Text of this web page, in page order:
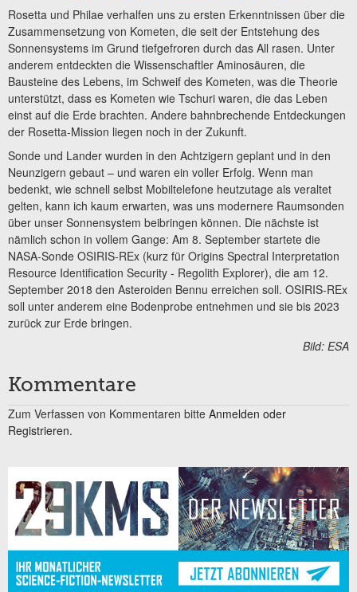
Rosetta und Philae verhalfen uns zu ersten Erkenntnissen über die
Zusammensetzung von Kometen, die seit der Entstehung des
Sonnensystems im Grund tiefgefroren durch das All rasen. Unter
anderem entdeckten die Wissenschaftler Aminosäuren, die
Bausteine des Lebens, im Schweif des Kometen, was die Theorie
unterstützt, dass es Kometen wie Tschuri waren, die das Leben
einst auf die Erde brachten. Andere bahnbrechende Entdeckungen
der Rosetta-Mission liegen noch in der Zukunft.
Sonde und Lander wurden in den Achtzigern geplant und in den
Neunzigern gebaut – und waren ein voller Erfolg. Wenn man
bedenkt, wie schnell selbst Mobiltelefone heutzutage als veraltet
gelten, kann ich kaum erwarten, was uns modernere Raumsonden
über unser Sonnensystem beibringen können. Die nächste ist
nämlich schon in vollem Gange: Am 8. September startete die
NASA-Sonde OSIRIS-REx (kurz für Origins Spectral Interpretation
Resource Identification Security - Regolith Explorer), die am 12.
September 2018 den Asteroiden Bennu erreichen soll. OSIRIS-REx
soll unter anderem eine Bodenprobe entnehmen und sie bis 2023
zurück zur Erde bringen.
Bild: ESA
Kommentare
Zum Verfassen von Kommentaren bitte Anmelden oder
Registrieren.